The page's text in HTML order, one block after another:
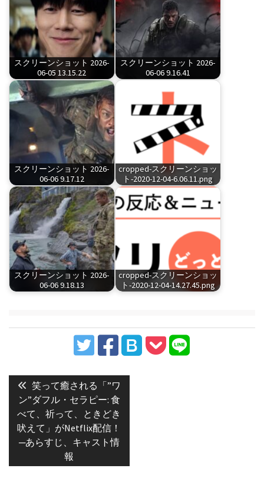
スクリーンショット 2026-
06-05 13.15.22
スクリーンショット 2026-
06-06 9.16.41
スクリーンショット 2026-
06-06 9.17.12
cropped-スクリーンショッ
ト-2020-12-04-6.06.11.png
スクリーンショット 2026-
06-06 9.18.13
cropped-スクリーンショッ
ト-2020-12-04-14.27.45.png
稿
ナ
ビ
ゲ
ー
Previous
post:
笑って癒される「”ワ
ン”ダフル・セラピー: 食
べて、祈って、ときどき
吠えて」がNetflix配信！
─あらすじ、キャスト情
報